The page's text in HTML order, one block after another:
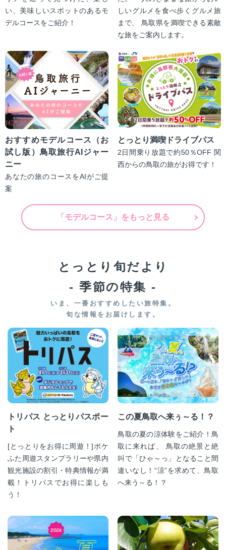
い、美味しいスポットのあるモ
デルコースをご紹介！
しいグルメを食べ歩くグルメ旅
まで、 鳥取県を満喫できる素敵
な旅をご案内します。
おすすめモデルコース（お
試し版）鳥取旅行AIジャー
ニー
あなたの旅のコースをAIがご提
案
とっとり満喫ドライブパス
2日間乗り放題で約50％OFF 関
西からの鳥取の旅がお得です！
「モデルコース」をもっと見る
とっとり旬だより
- 季節の特集 -
いま、一番おすすめしたい旅特集。
旬な情報をお届けします。
トリパス とっとりパスポー
ト
[とっとりをお得に周遊！]ポケ
ふた周遊スタンプラリーや県内
観光施設の割引・特典情報が満
載！トリパスでお得に楽しも
う！
この夏鳥取へ来ぅ～る！？
鳥取の夏の涼体験をご紹介！鳥
取に来れば、 鳥取の絶景と絶
叫で「ひゃ～っ」となること間
違いなし！“涼”を求めて、鳥取
へ来う～る！？